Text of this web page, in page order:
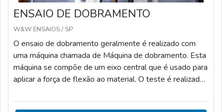
ENSAIO DE DOBRAMENTO
W&W ENSAIOS / SP
O ensaio de dobramento geralmente é realizado com
uma máquina chamada de Máquina de dobramento. Esta
máquina se compõe de um eixo central que é usado para
aplicar a força de flexão ao material. O teste é realizado
leitura da resistência à flexão é verificada. Vantagens do